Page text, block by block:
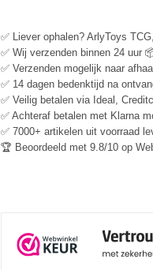
✅ Liever ophalen? ArlyToys
✅ Wij verzenden binnen 24 uur
✅ Verzenden mogelijk naar
✅ 14 dagen bedenktijd na
✅ Veilig betalen via Ideal,
✅ Achteraf betalen met Klarna
✅ 7000+ artikelen uit voorraad
🏆 Beoordeeld met 9.8/10 op